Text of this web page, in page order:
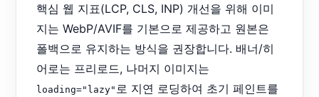
핵심 웹 지표(LCP, CLS, INP) 개선을 위해 이미
지는 WebP/AVIF를 기본으로 제공하고 원본은
폴백으로 유지하는 방식을 권장합니다. 배너/히
어로는 프리로드, 나머지 이미지는
loading="lazy" 로 지연 로딩하여 초기 페인트를